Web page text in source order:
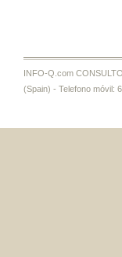
INFO-Q.com
(Spain) - Telefono móvil: